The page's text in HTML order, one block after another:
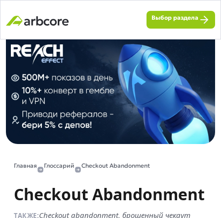
Выбор раздела
Главная Глоссарий Checkout Abandonment
Checkout Abandonment
ТАКЖЕ:Checkout abandonment, брошенный чекаут